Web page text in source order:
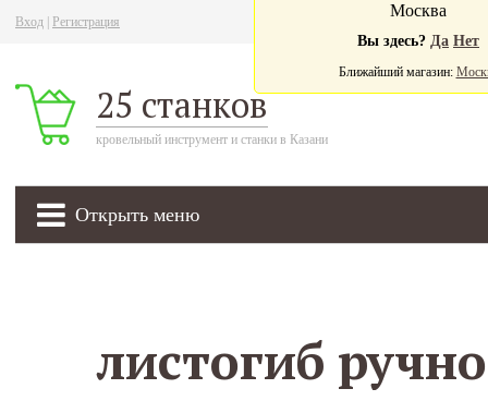
Вход Регистрация
25 станков
кровельный инструмент и станки в Казани
Открыть меню
Москва
Вы здесь? Да Нет
Ближайший магазин: